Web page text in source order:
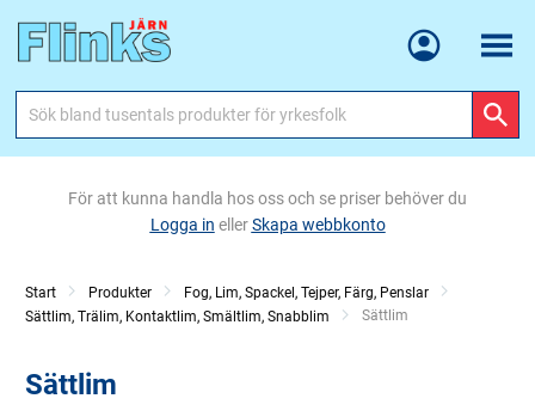
Meny
För att kunna handla hos oss och se priser behöver du
Logga in ellerSkapa webbkonto
Start Produkter
Fog, Lim, Spackel, Tejper, Färg, Penslar
Sättlim, Trälim, Kontaktlim, Smältlim, Snabblim
Current:
Sättlim
Sättlim